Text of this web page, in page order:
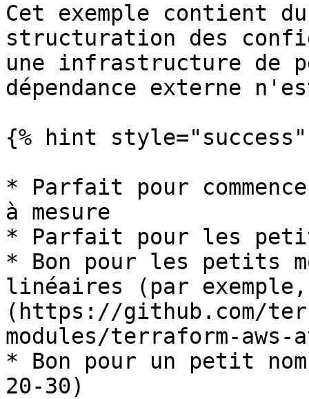
Cet exemple contient du
structuration des
une infrastructure de
dépendance externe
{% hint style="success"
* Parfait pour
à mesure
* Parfait pour les
* Bon pour les petits
linéaires (par
(https://github.com/
modules/terraform-
* Bon pour un petit
20-30)